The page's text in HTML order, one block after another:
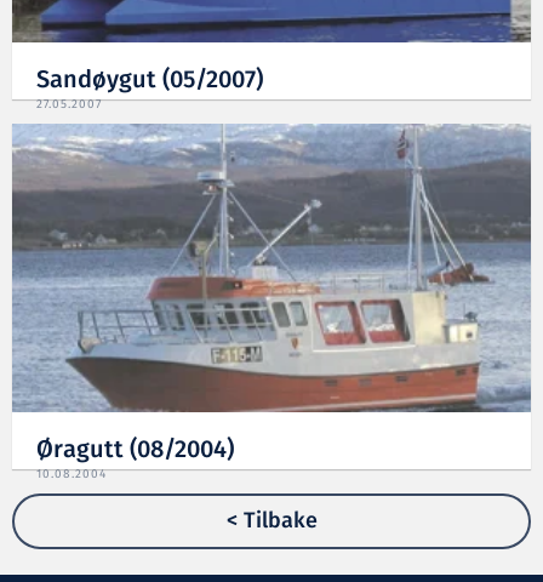
Sandøygut (05/2007)
27.05.2007
Øragutt (08/2004)
10.08.2004
< Tilbake